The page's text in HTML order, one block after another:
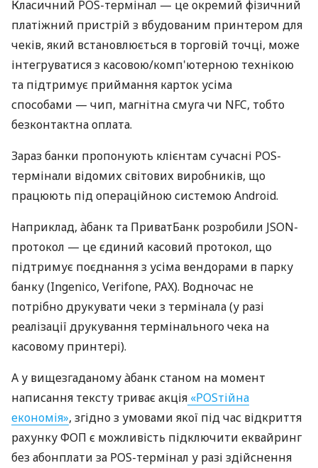
Класичний POS-термінал — це окремий фізичний
платіжний пристрій з вбудованим принтером для
чеків, який встановлюється в торговій точці, може
інтегруватися з касовою/комп'ютерною технікою
та підтримує приймання карток усіма
способами — чип, магнітна смуга чи NFC, тобто
безконтактна оплата.
Зараз банки пропонують клієнтам сучасні POS-
термінали відомих світових виробників, що
працюють під операційною системою Android.
Наприклад, àбанк та ПриватБанк розробили JSON-
протокол — це єдиний касовий протокол, що
підтримує поєднання з усіма вендорами в парку
банку (Ingenico, Verifone, PAX). Водночас не
потрібно друкувати чеки з термінала (у разі
реалізації друкування термінального чека на
касовому принтері).
А у вищезгаданому àбанк станом на момент
написання тексту триває акція «POSтійна
економія», згідно з умовами якої під час відкриття
рахунку ФОП є можливість підключити еквайринг
без абонплати за POS-термінал у разі здійснення